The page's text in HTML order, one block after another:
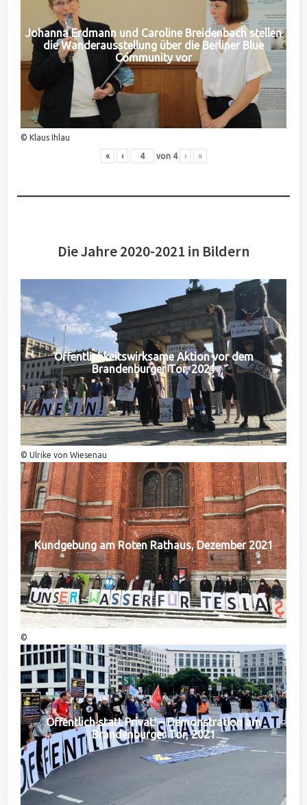
Johanna Erdmann und Caroline Breidenbach stellen
die Wanderausstellung über die Berliner Blue
Community vor
© Klaus Ihlau
« ‹ von 4 › »
Die Jahre 2020-2021 in Bildern
Öffentlichkeitswirksame Aktion vor dem
Brandenburger Tor, 2021
© Ulrike von Wiesenau
Kundgebung am Roten Rathaus, Dezember 2021
©
Öffentlich statt Privat! – Demonstration am
Brandenburger Tor, 2021